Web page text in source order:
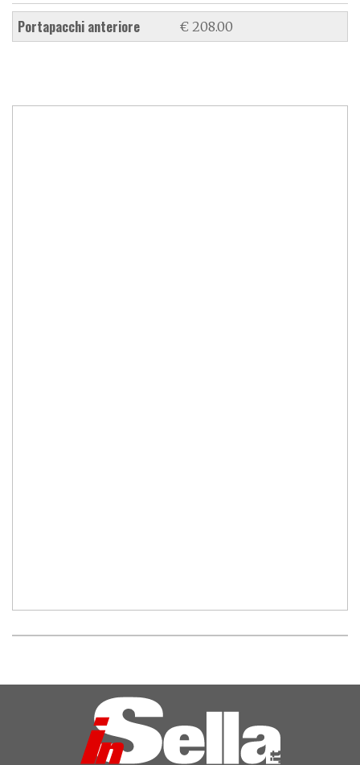
portapacchi anteriore € 208.00